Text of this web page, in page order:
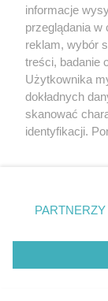
Nie zapomnij
zapoznać się z:
Twojemiasto
Piekary Śląskie
Chorzów
Tarnowskie Góry
Gliwice
informacje
przeglądania w
reklam, wybór
treści, badanie
Użytkownika
dokładnych
skanować
identyfikacji.
prywatności
. Niektóre
zgody
takiemu
zastosowania
PARTNERZY